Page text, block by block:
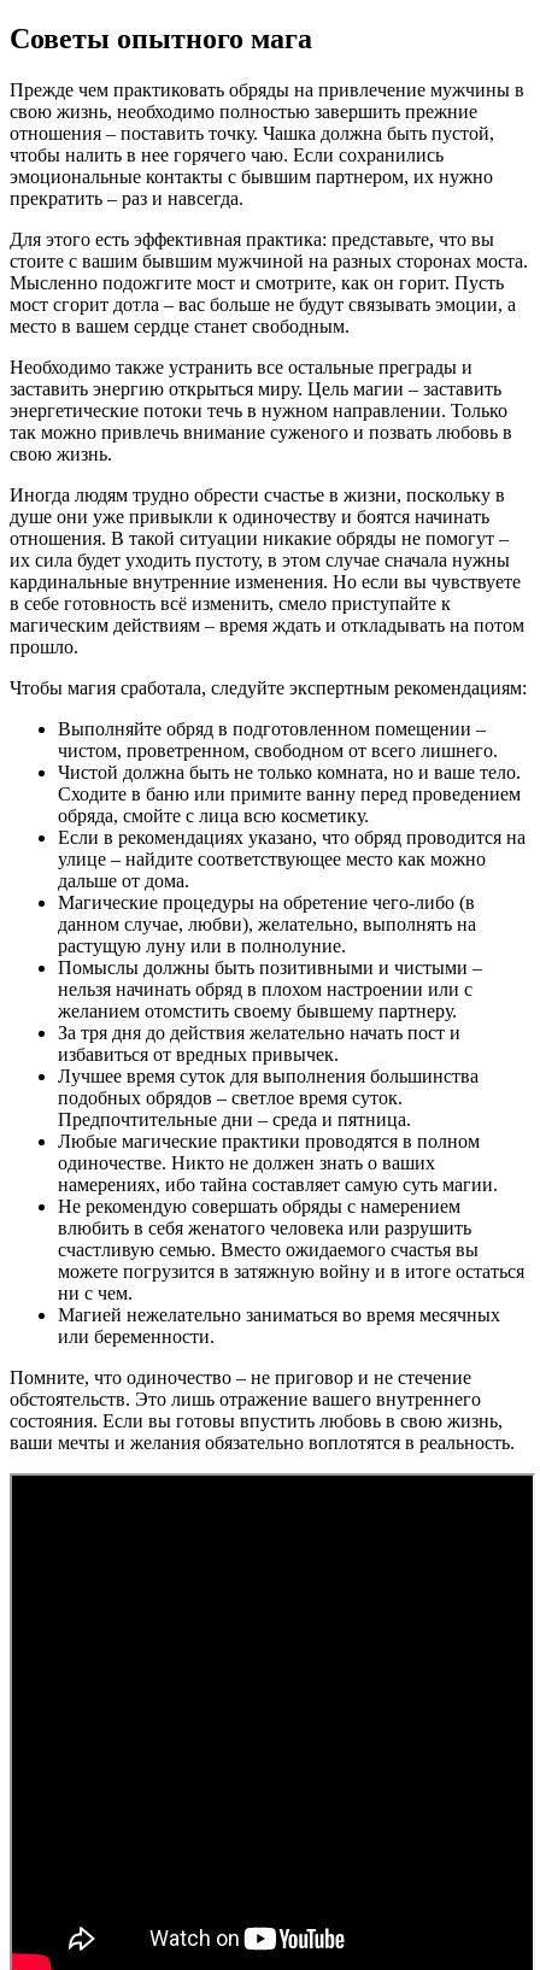
Советы опытного мага
Прежде чем практиковать обряды на привлечение мужчины в
свою жизнь, необходимо полностью завершить прежние
отношения – поставить точку. Чашка должна быть пустой,
чтобы налить в нее горячего чаю. Если сохранились
эмоциональные контакты с бывшим партнером, их нужно
прекратить – раз и навсегда.
Для этого есть эффективная практика: представьте, что вы
стоите с вашим бывшим мужчиной на разных сторонах моста.
Мысленно подожгите мост и смотрите, как он горит. Пусть
мост сгорит дотла – вас больше не будут связывать эмоции, а
место в вашем сердце станет свободным.
Необходимо также устранить все остальные преграды и
заставить энергию открыться миру. Цель магии – заставить
энергетические потоки течь в нужном направлении. Только
так можно привлечь внимание суженого и позвать любовь в
свою жизнь.
Иногда людям трудно обрести счастье в жизни, поскольку в
душе они уже привыкли к одиночеству и боятся начинать
отношения. В такой ситуации никакие обряды не помогут –
их сила будет уходить пустоту, в этом случае сначала нужны
кардинальные внутренние изменения. Но если вы чувствуете
в себе готовность всё изменить, смело приступайте к
магическим действиям – время ждать и откладывать на потом
прошло.
Чтобы магия сработала, следуйте экспертным рекомендациям:
Выполняйте обряд в подготовленном помещении –
чистом, проветренном, свободном от всего лишнего.
Чистой должна быть не только комната, но и ваше тело.
Сходите в баню или примите ванну перед проведением
обряда, смойте с лица всю косметику.
Если в рекомендациях указано, что обряд проводится на
улице – найдите соответствующее место как можно
дальше от дома.
Магические процедуры на обретение чего-либо (в
данном случае, любви), желательно, выполнять на
растущую луну или в полнолуние.
Помыслы должны быть позитивными и чистыми –
нельзя начинать обряд в плохом настроении или с
желанием отомстить своему бывшему партнеру.
За тря дня до действия желательно начать пост и
избавиться от вредных привычек.
Лучшее время суток для выполнения большинства
подобных обрядов – светлое время суток.
Предпочтительные дни – среда и пятница.
Любые магические практики проводятся в полном
одиночестве. Никто не должен знать о ваших
намерениях, ибо тайна составляет самую суть магии.
Не рекомендую совершать обряды с намерением
влюбить в себя женатого человека или разрушить
счастливую семью. Вместо ожидаемого счастья вы
можете погрузится в затяжную войну и в итоге остаться
ни с чем.
Магией нежелательно заниматься во время месячных
или беременности.
Помните, что одиночество – не приговор и не стечение
обстоятельств. Это лишь отражение вашего внутреннего
состояния. Если вы готовы впустить любовь в свою жизнь,
ваши мечты и желания обязательно воплотятся в реальность.